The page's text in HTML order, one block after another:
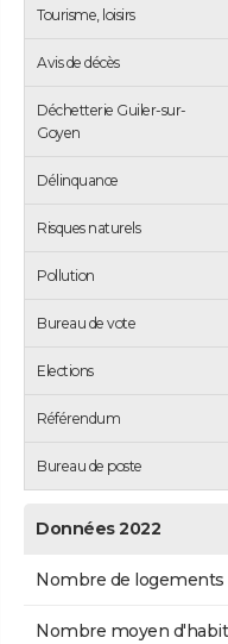
Tourisme, loisirs
Avis de décès
Déchetterie Guiler-sur-
Goyen
Délinquance
Risques naturels
Pollution
Bureau de vote
Elections
Référendum
Bureau de poste
Données 2022
Nombre de logements
Nombre moyen